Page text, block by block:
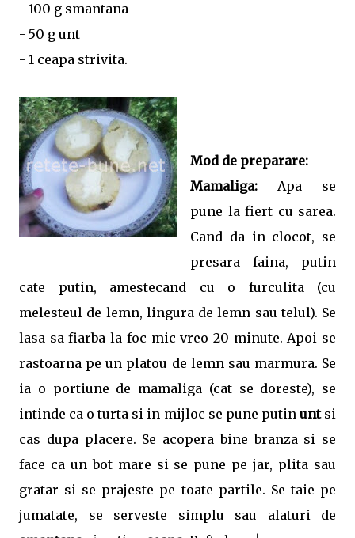
- 100 g smantana
- 50 g unt
- 1 ceapa strivita.
Mod de preparare:
Mamaliga: Apa se
pune la fiert cu sarea.
Cand da in clocot, se
presara faina, putin
cate putin, amestecand cu o furculita (cu
melesteul de lemn, lingura de lemn sau telul). Se
lasa sa fiarba la foc mic vreo 20 minute. Apoi se
rastoarna pe un platou de lemn sau marmura. Se
ia o portiune de mamaliga (cat se doreste), se
intinde ca o turta si in mijloc se pune putinuntsi
cas dupa placere. Se acopera bine branza si se
face ca un bot mare si se pune pe jar, plita sau
gratar si se prajeste pe toate partile. Se taie pe
jumatate, se serveste simplu sau alaturi de